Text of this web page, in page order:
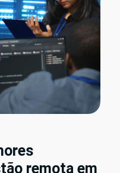
remota em